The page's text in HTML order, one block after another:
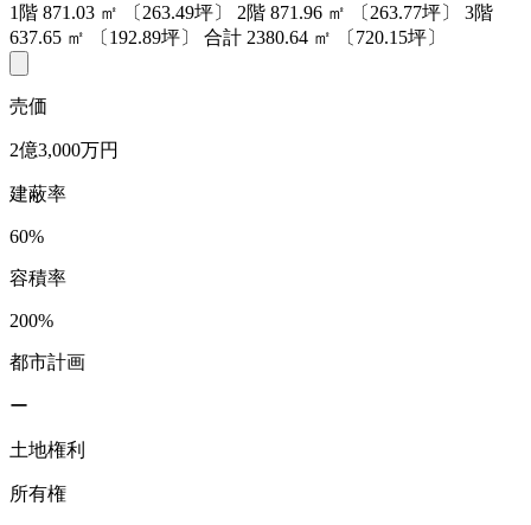
1階 871.03 ㎡ 〔263.49坪〕 2階 871.96 ㎡ 〔263.77坪〕
3階
637.65 ㎡ 〔192.89坪〕 合計 2380.64 ㎡ 〔720.15坪〕
売価
2億3,000万円
建蔽率
60%
容積率
200%
都市計画
ー
土地権利
所有権